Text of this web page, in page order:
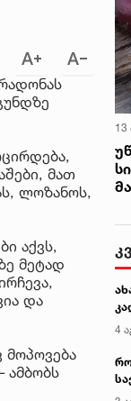
მათ
ლოზანოს,
აქვს,
მეტად
და
მოპოვება
ამბობს
13
4